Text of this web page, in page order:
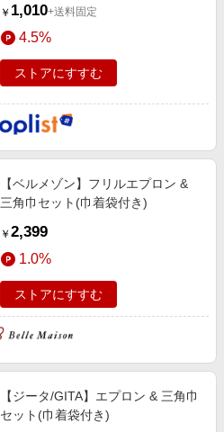
￥ 1,010+送料固定
4.5%
ストアにすすむ
【ベルメゾン】フリルエプロン &
三角巾セット(巾着袋付き)
￥ 2,399
1.0%
ストアにすすむ
【ジータ/GITA】エプロン & 三角巾
セット(巾着袋付き)